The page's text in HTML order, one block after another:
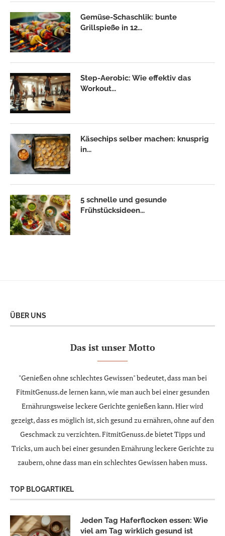
Gemüse-Schaschlik: bunte
Grillspieße in 12...
Step-Aerobic: Wie effektiv das
Workout...
Käsechips selber machen: knusprig
in...
5 schnelle und gesunde
Frühstücksideen...
ÜBER UNS
Das ist unser Motto
"Genießen ohne schlechtes Gewissen" bedeutet, dass man bei
FitmitGenuss.de lernen kann, wie man auch bei einer gesunden
Ernährungsweise leckere Gerichte genießen kann. Hier wird
gezeigt, dass es möglich ist, sich gesund zu ernähren, ohne auf den
Geschmack zu verzichten. FitmitGenuss.de bietet Tipps und
Tricks, um auch bei einer gesunden Ernährung leckere Gerichte zu
zaubern, ohne dass man ein schlechtes Gewissen haben muss.
TOP BLOGARTIKEL
Jeden Tag Haferflocken essen: Wie
viel am Tag wirklich gesund ist